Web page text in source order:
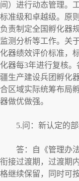
间）进行动态管理。
标准级和卓越级。原
负责制定全国孵化器
监测分析等工作。关
化器绩效评价标准，
化器每3年进行复核
疆生产建设兵团孵化
合区域实际统筹布局
器做优做强。
5.问：新认定的部
答：自《管理办法
衔接过渡期，过渡期
格继续保留，同时可